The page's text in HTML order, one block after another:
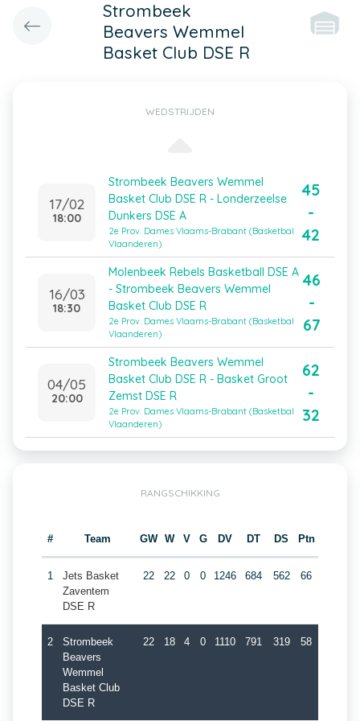
Strombeek
Beavers Wemmel
Basket Club DSE R
WEDSTRIJDEN
17/02
18:00
Strombeek Beavers Wemmel
Basket Club DSE R - Londerzeelse
Dunkers DSE A
2e Prov. Dames Vlaams-Brabant (Basketbal
Vlaanderen)
45
-
42
16/03
18:30
Molenbeek Rebels Basketball DSE A
- Strombeek Beavers Wemmel
Basket Club DSE R
2e Prov. Dames Vlaams-Brabant (Basketbal
Vlaanderen)
46
-
67
04/05
20:00
Strombeek Beavers Wemmel
Basket Club DSE R - Basket Groot
Zemst DSE R
2e Prov. Dames Vlaams-Brabant (Basketbal
Vlaanderen)
62
-
32
RANGSCHIKKING
# Team GW W V G DV DT DS Ptn
1
Jets Basket
Zaventem
DSE R
22 22 0 0 1246 684 562 66
2
Strombeek
Beavers
Wemmel
Basket Club
DSE R
22 18 4 0 1110 791 319 58